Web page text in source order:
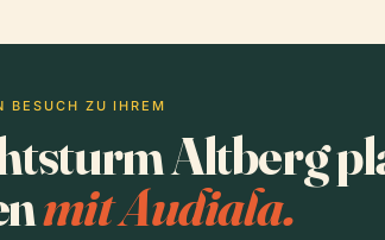
BESUCH ZU IHREM
Altberg
mit Audiala.